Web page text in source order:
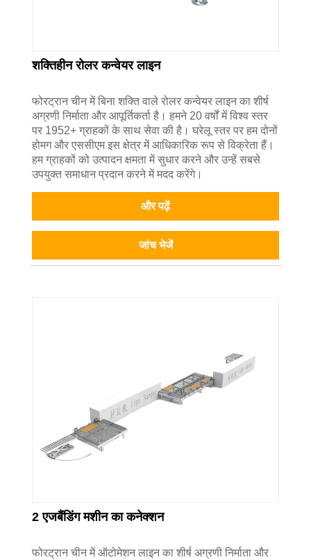
शक्तिहीन रोलर कन्वेयर लाइन
फोरट्रान चीन में बिना शक्ति वाले रोलर कन्वेयर लाइन का शीर्ष
अग्रणी निर्माता और आपूर्तिकर्ता है। हमने 20 वर्षों में विश्व स्तर
पर 1952+ ग्राहकों के साथ सेवा की है। घरेलू स्तर पर हम दोनों
होमग और एससीएम इस क्षेत्र में आधिकारिक रूप से विक्रेता हैं।
हम ग्राहकों को उत्पादन क्षमता में सुधार करने और उन्हें सबसे
उपयुक्त समाधान प्रदान करने में मदद करेंगे।
और पढ़ें
जांच भेजें
2 एजबैंडिंग मशीन का कनेक्शन
फोरट्रान चीन में ऑटोमेशन लाइन का शीर्ष अग्रणी निर्माता और